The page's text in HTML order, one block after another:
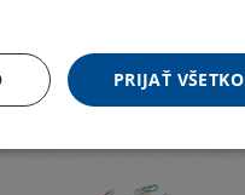
PRIJAŤ VŠETKO